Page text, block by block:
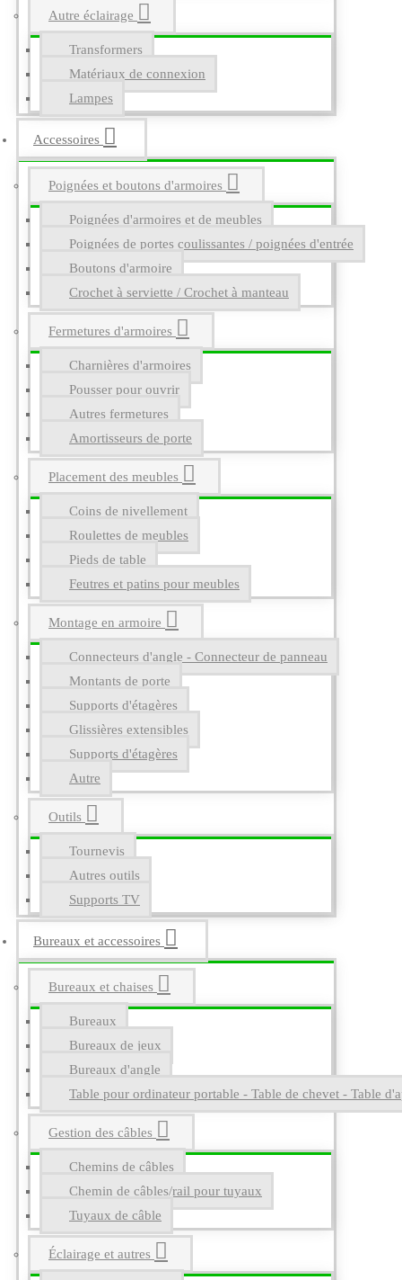
Autre éclairage
Transformers
Matériaux de connexion
Lampes
Accessoires
Poignées et boutons d'armoires
Poignées d'armoires et de meubles
Poignées de portes coulissantes / poignées d'entrée
Boutons d'armoire
Crochet à serviette / Crochet à manteau
Fermetures d'armoires
Charnières d'armoires
Pousser pour ouvrir
Autres fermetures
Amortisseurs de porte
Placement des meubles
Coins de nivellement
Roulettes de meubles
Pieds de table
Feutres et patins pour meubles
Montage en armoire
Connecteurs d'angle - Connecteur de panneau
Montants de porte
Supports d'étagères
Glissières extensibles
Supports d'étagères
Autre
Outils
Tournevis
Autres outils
Supports TV
Bureaux et accessoires
Bureaux et chaises
Bureaux
Bureaux de jeux
Bureaux d'angle
Table pour ordinateur portable - Table de chevet - Table
Gestion des câbles
Chemins de câbles
Chemin de câbles/rail pour tuyaux
Tuyaux de câble
Éclairage et autres